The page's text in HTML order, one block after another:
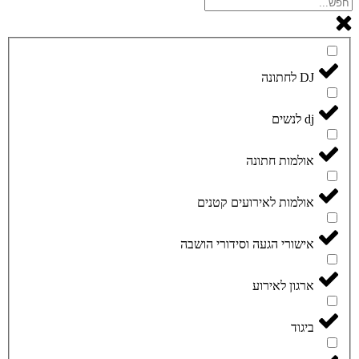
DJ לחתונה
dj לנשים
אולמות חתונה
אולמות לאירועים קטנים
אישורי הגעה וסידורי הושבה
ארגון לאירוע
ביגוד